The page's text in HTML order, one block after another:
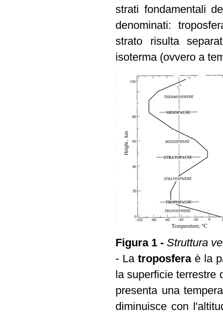
strati fondamentali
denominati:
strato risulta
isoterma (ovvero a
Figura 1 - Struttura
- Latroposfera è la
la superficie terrestre
presenta una
diminuisce con